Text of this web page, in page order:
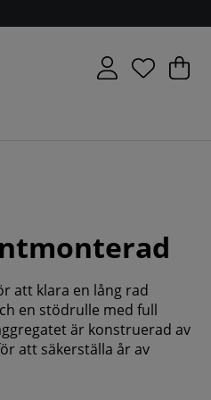
.
att klara en lång rad
en stödrulle med full
är konstruerad av
att säkerställa år av